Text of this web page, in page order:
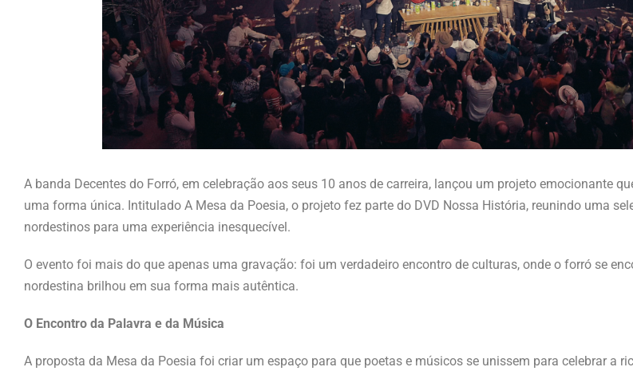
A banda Decentes do Forró, em celebração aos seus 10 anos de carreira, lançou um projeto emocionante
uma forma única. Intitulado A Mesa da Poesia, o projeto fez parte do DVD Nossa História, reunindo uma
nordestinos para uma experiência inesquecível.
O evento foi mais do que apenas uma gravação: foi um verdadeiro encontro de culturas, onde o forró se
nordestina brilhou em sua forma mais autêntica.
O Encontro da Palavra e da Música
A proposta da Mesa da Poesia foi criar um espaço para que poetas e músicos se unissem para celebrar a